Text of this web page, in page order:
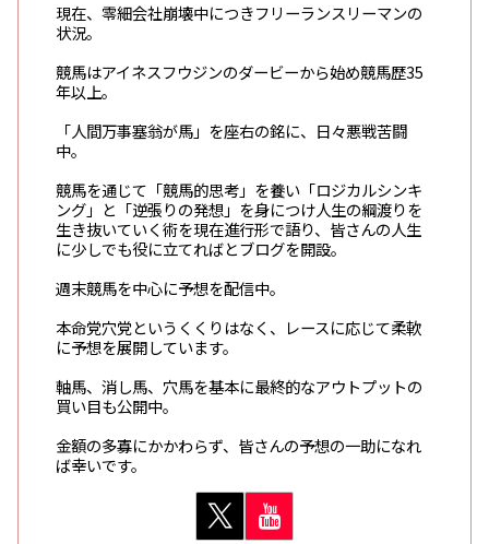
現在、零細会社崩壊中につきフリーランスリーマンの
状況。
競馬はアイネスフウジンのダービーから始め競馬歴35
年以上。
「人間万事塞翁が馬」を座右の銘に、日々悪戦苦闘
中。
競馬を通じて「競馬的思考」を養い「ロジカルシンキ
ング」と「逆張りの発想」を身につけ人生の綱渡りを
生き抜いていく術を現在進行形で語り、皆さんの人生
に少しでも役に立てればとブログを開設。
週末競馬を中心に予想を配信中。
本命党穴党というくくりはなく、レースに応じて柔軟
に予想を展開しています。
軸馬、消し馬、穴馬を基本に最終的なアウトプットの
買い目も公開中。
金額の多寡にかかわらず、皆さんの予想の一助になれ
ば幸いです。